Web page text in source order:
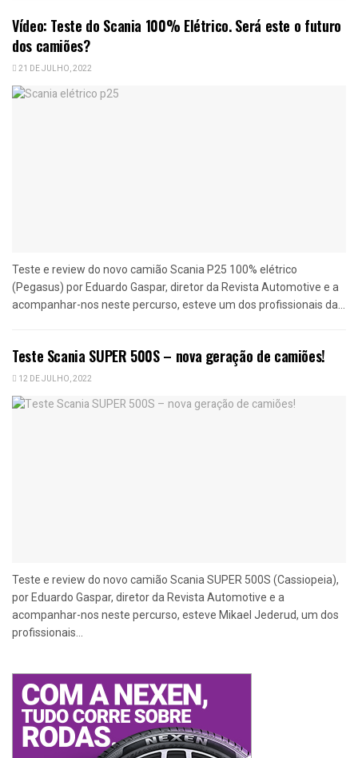
Vídeo: Teste do Scania 100% Elétrico. Será este o futuro
dos camiões?
21 DE JULHO, 2022
Teste e review do novo camião Scania P25 100% elétrico
(Pegasus) por Eduardo Gaspar, diretor da Revista Automotive e a
acompanhar-nos neste percurso, esteve um dos profissionais da...
Teste Scania SUPER 500S – nova geração de camiões!
12 DE JULHO, 2022
Teste e review do novo camião Scania SUPER 500S (Cassiopeia),
por Eduardo Gaspar, diretor da Revista Automotive e a
acompanhar-nos neste percurso, esteve Mikael Jederud, um dos
profissionais...